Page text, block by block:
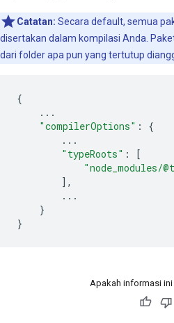
Catatan: Secara default, semua
disertakan dalam kompilasi Anda.
dari folder apa pun yang tertutup
{
...
"compilerOptions" :
{
...
"typeRoots" :
[
"node_modules/
],
...
}
}
Apakah informasi